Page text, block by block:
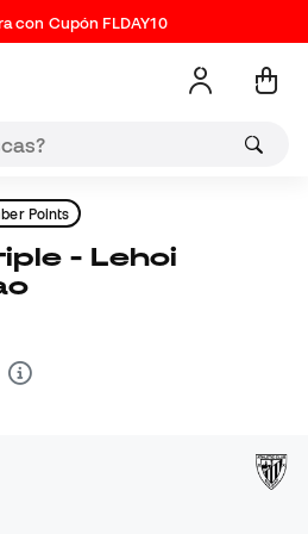
con Cupón FLDAY10
Points